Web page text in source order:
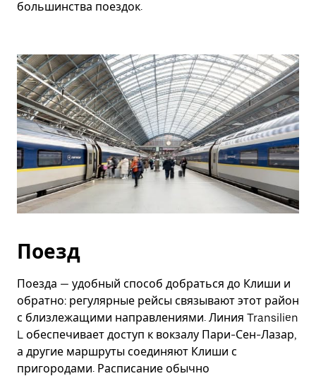
большинства поездок.
Поезд
Поезда — удобный способ добраться до Клиши и
обратно: регулярные рейсы связывают этот район
с близлежащими направлениями. Линия Transilien
L обеспечивает доступ к вокзалу Пари-Сен-Лазар,
а другие маршруты соединяют Клиши с
пригородами. Расписание обычно